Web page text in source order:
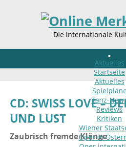
Die internationale
Aktuelles
Startseite
Aktuelles
Spielpläne
Tanz-
Reviews
Kritiken
Wiener
Oper in
CD: SWISS LOVE –
UND LUST
Zaubrisch fremde Klänge